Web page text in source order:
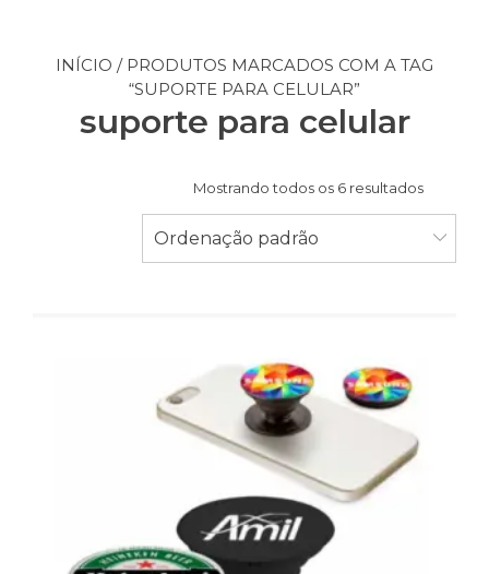
INÍCIO / PRODUTOS MARCADOS COM A TAG
“SUPORTE PARA CELULAR”
suporte para celular
Mostrando todos os 6 resultados
Ordenação padrão